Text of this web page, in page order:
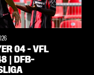
04 – VFL
| DFB-